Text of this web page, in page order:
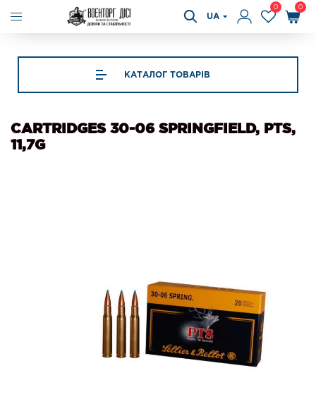
UA
0 0
КАТАЛОГ ТОВАРІВ
CARTRIDGES 30-06 SPRINGFIELD, PTS,
11,7G